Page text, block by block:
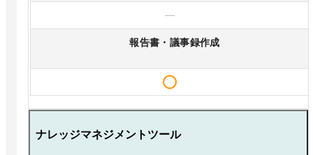
—
報告書・議事録作成
ナレッジマネジメントツール